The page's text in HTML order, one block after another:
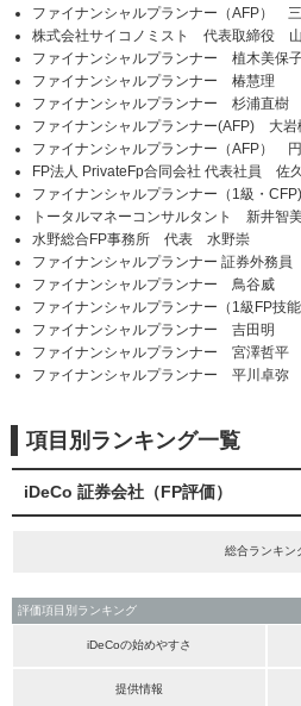
ファイナンシャルプランナー（AFP）
株式会社サイコノミスト 代表取締役
ファイナンシャルプランナー 植木美保
ファイナンシャルプランナー 椿慧理
ファイナンシャルプランナー 杉浦直樹
ファイナンシャルプランナー(AFP) 大岩
ファイナンシャルプランナー（AFP）
FP法人 PrivateFp合同会社 代表社員 佐
ファイナンシャルプランナー（1級・
トータルマネーコンサルタント 新井智
水野総合FP事務所 代表 水野崇
ファイナンシャルプランナー 証券外務
ファイナンシャルプランナー 鳥谷威
ファイナンシャルプランナー（1級FP技
ファイナンシャルプランナー 吉田明
ファイナンシャルプランナー 宮澤哲平
ファイナンシャルプランナー 平川卓弥
項目別ランキング一覧
iDeCo 証券会社（FP評価）
総合ランキン
評価項目別ランキング
iDeCoの始めやすさ
提供情報